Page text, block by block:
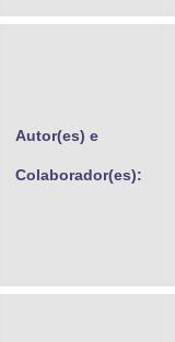
Autor(es) e
Colaborador(es):